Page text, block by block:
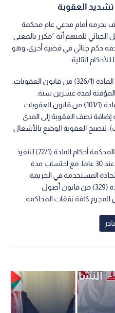
تشديد العقوبة
بجرمه أمام مدعي عام محكمة
للمتهم أنه "مكرر بالمعنى
حكم جنائي في قضية أخرى، وهو
التالية:
العقوبة الأصلية: عملا بأحكام المادة (326/1) من قانون العقوبات،
لمدة عشرين سنة.
تشديد التكرير: عملا بأحكام المادة (101/1) من قانون العقوبات
إضافة نصف العقوبة إلى المدى
(إضافة 10 سنوات)، لتصبح العقوبة الوضع بالأشغال
تنفيذ العقوبة الأشد: طبقت المحكمة أحكام المادة (72/1) لتنفيذ
العقوبة الأشد بحقه لتستقر عند 30 عاما، مع احتساب مدة
المستخدمة في الجريمة.
النفقات القضائية: عملا بالمادة (329) من قانون أصول
المجرم كافة نفقات المحاكمة.